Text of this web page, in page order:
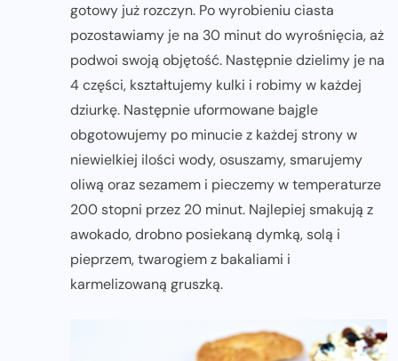
gotowy już rozczyn. Po wyrobieniu ciasta
pozostawiamy je na 30 minut do wyrośnięcia, aż
podwoi swoją objętość. Następnie dzielimy je na
4 części, kształtujemy kulki i robimy w każdej
dziurkę. Następnie uformowane bajgle
obgotowujemy po minucie z każdej strony w
niewielkiej ilości wody, osuszamy, smarujemy
oliwą oraz sezamem i pieczemy w temperaturze
200 stopni przez 20 minut. Najlepiej smakują z
awokado, drobno posiekaną dymką, solą i
pieprzem, twarogiem z bakaliami i
karmelizowaną gruszką.